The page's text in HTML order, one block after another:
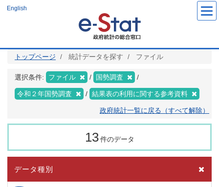
ツ
English
トップページ 統計データを探す ファイル
選択条件: ファイル 国勢調査
令和２年国勢調査 結果表の利用に関する参考資料
政府統計一覧に戻る（すべて解除）
13 件のデータ
データ種別